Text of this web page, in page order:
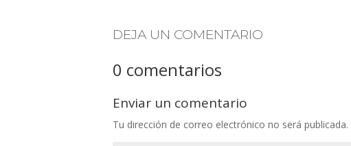
DEJA UN COMENTARIO
0 comentarios
Enviar un comentario
Tu dirección de correo electrónico no será publicada.